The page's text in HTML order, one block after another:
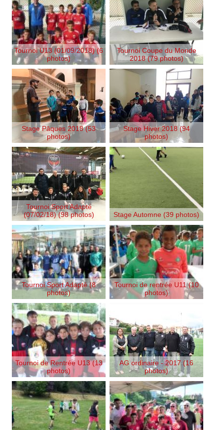
Tournoi U13 (01/09/2018) (6
photos)
Tournoi Coupe du Monde
2018 (79 photos)
Stage Pâques 2018 (53
photos)
Stage Hiver 2018 (94
photos)
Tournoi Sport Adapté
(07/02/18) (98 photos)
Stage Automne (39 photos)
Tournoi Sport Adapté (8
photos)
Tournoi de rentrée U11 (10
photos)
Tournoi de Rentrée U13 (13
photos)
AG ordinaire - 2017 (16
photos)